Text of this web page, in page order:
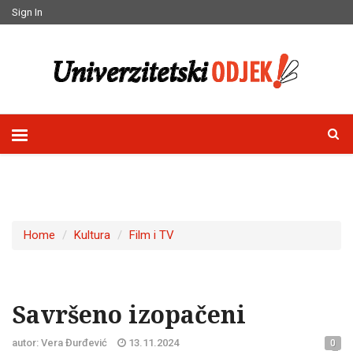
Sign In
Home Kultura Film i TV
Savršeno izopačeni
autor: Vera Đurđević 13.11.2024 0